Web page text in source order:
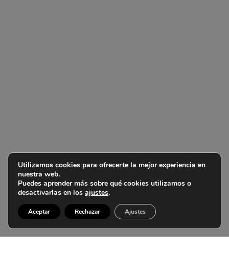
Utilizamos cookies para ofrecerte la mejor experiencia en
nuestra web.
Puedes aprender más sobre qué cookies utilizamos o
desactivarlas en los ajustes.
Aceptar Rechazar Ajustes